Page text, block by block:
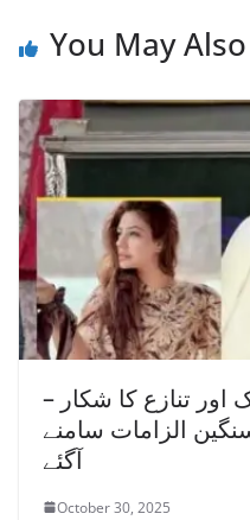
You May
اور تنازع کا شکار –
الزامات سامنے
آگئے
October 30, 2025